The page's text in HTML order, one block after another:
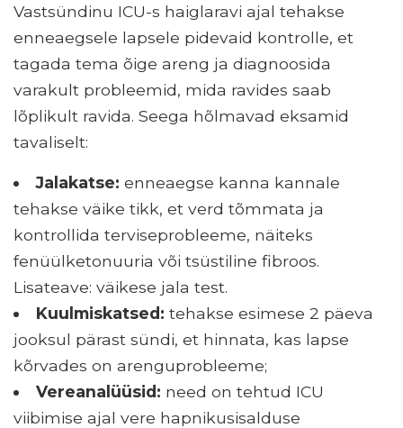
Vastsündinu ICU-s haiglaravi ajal tehakse
enneaegsele lapsele pidevaid kontrolle, et
tagada tema õige areng ja diagnoosida
varakult probleemid, mida ravides saab
lõplikult ravida. Seega hõlmavad eksamid
tavaliselt:
Jalakatse: enneaegse kanna kannale
tehakse väike tikk, et verd tõmmata ja
kontrollida terviseprobleeme, näiteks
fenüülketonuuria või tsüstiline fibroos.
Lisateave: väikese jala test.
Kuulmiskatsed: tehakse esimese 2 päeva
jooksul pärast sündi, et hinnata, kas lapse
kõrvades on arenguprobleeme;
Vereanalüüsid: need on tehtud ICU
viibimise ajal vere hapnikusisalduse